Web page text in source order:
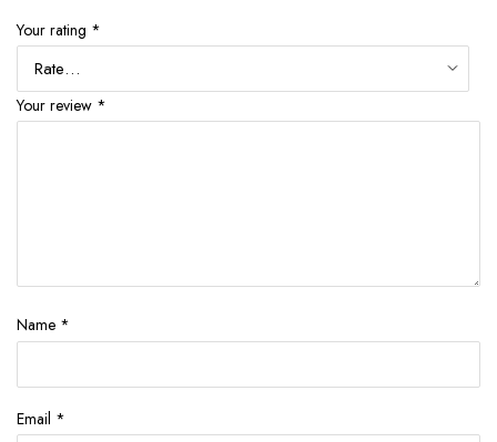
Your rating *
Your review *
Name *
Email *